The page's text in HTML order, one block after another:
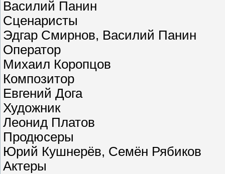
Василий Панин
Сценаристы
Эдгар Смирнов, Василий Панин
Оператор
Михаил Коропцов
Композитор
Евгений Дога
Художник
Леонид Платов
Продюсеры
Юрий Кушнерёв, Семён Рябиков
Актеры